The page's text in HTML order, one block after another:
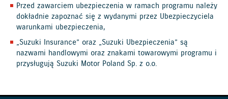
Przed zawarciem ubezpieczenia w ramach programu należy
dokładnie zapoznać się z wydanymi przez Ubezpieczyciela
warunkami ubezpieczenia,
„Suzuki Insurance” oraz „Suzuki Ubezpieczenia” są
nazwami handlowymi oraz znakami towarowymi programu i
przysługują Suzuki Motor Poland Sp. z o.o.